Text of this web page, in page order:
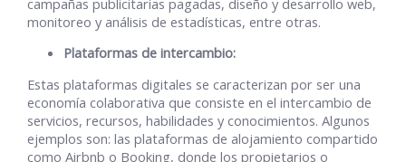
monitoreo y análisis de estadísticas, entre otras.
Plataformas de intercambio:
Estas plataformas digitales se caracterizan por ser una
economía colaborativa que consiste en el intercambio de
servicios, recursos, habilidades y conocimientos. Algunos
ejemplos son: las plataformas de alojamiento compartido
como Airbnb o Booking, donde los propietarios o